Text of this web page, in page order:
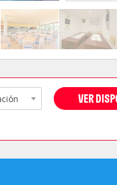
VER